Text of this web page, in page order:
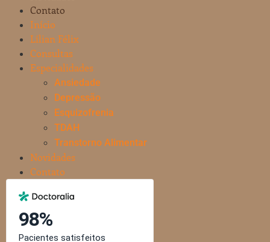
Contato
Início
Lílian Félix
Consultas
Especialidades
Ansiedade
Depressão
Esquizofrenia
TDAH
Transtorno Alimentar
Novidades
Contato